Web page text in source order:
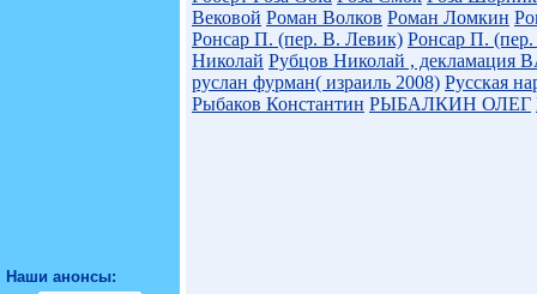
Наши анонсы:
Вековой Роман Волков Роман Ломкин
Ронсар П. (пер. В. Левик) Ронсар П.
Николай Рубцов Николай , декламация
руслан фурман( израиль 2008) Русская
Рыбаков Константин РЫБАЛКИН ОЛЕГ